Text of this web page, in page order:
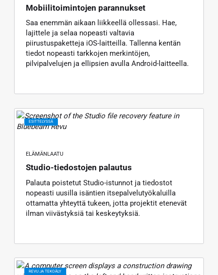
Mobiilitoimintojen parannukset
Saa enemmän aikaan liikkeellä ollessasi. Hae,
lajittele ja selaa nopeasti valtavia
piirustuspaketteja iOS-laitteilla. Tallenna kentän
tiedot nopeasti tarkkojen merkintöjen,
pilvipalvelujen ja ellipsien avulla Android-laitteella.
ESITTELYSSÄ
ELÄMÄNLAATU
Studio-tiedostojen palautus
Palauta poistetut Studio-istunnot ja tiedostot
nopeasti uusilla isäntien itsepalvelutyökaluilla
ottamatta yhteyttä tukeen, jotta projektit etenevät
ilman viivästyksiä tai keskeytyksiä.
REVU JA TEKOÄLY